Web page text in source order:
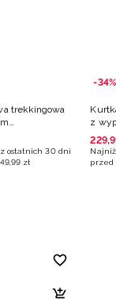
trekkingowa
-
ostatnich 30 dni
,99 zł
-34%
z
229,
przed